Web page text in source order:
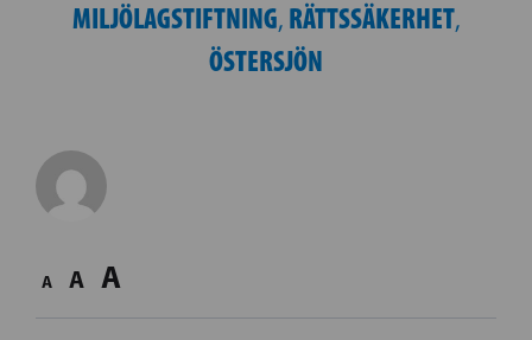
MILJÖLAGSTIFTNING, RÄTTSSÄKERHET,
ÖSTERSJÖN
A A A